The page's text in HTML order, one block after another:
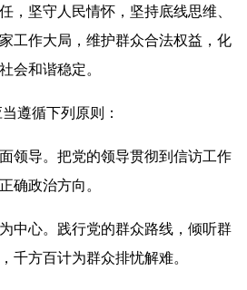
，坚守人民情怀，坚持底线思维、
工作大局，维护群众合法权益，化
会和谐稳定。
循下列原则：
导。把党的领导贯彻到信访工作
确政治方向。
心。践行党的群众路线，倾听群
千方百计为群众排忧解难。